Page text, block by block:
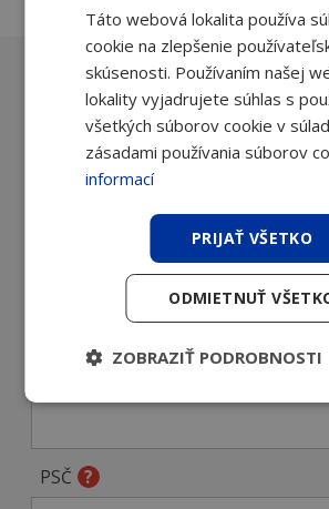
Máte otázky? Poradíme
zariadenie najlepšie
Napíšte nám a obratom
späť.
Meno a priezvisko
PSČ
Táto webová lokalita používa
cookie na zlepšenie
skúsenosti. Používaním našej
lokality vyjadrujete súhlas s
všetkých súborov cookie v
zásadami používania súborov
informací
PRIJAŤ VŠETKO
ODMIETNUŤ
ZOBRAZIŤ PODROBNOSTI